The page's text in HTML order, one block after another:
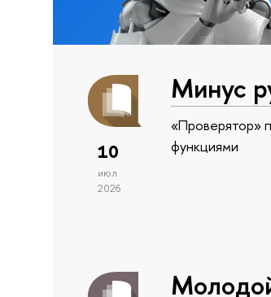
10
июл
2026
Минус
«Проверятор»
функциями